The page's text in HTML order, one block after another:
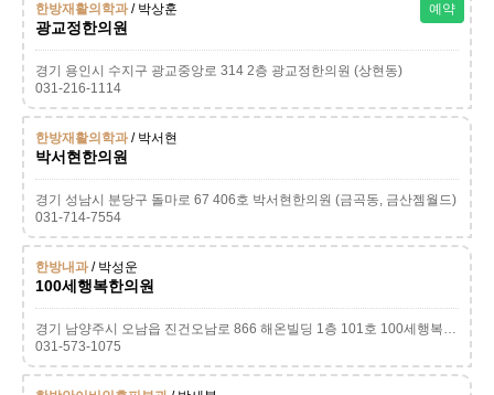
한방재활의학과/ 박상훈
광교정한의원
예약
경기 용인시 수지구 광교중앙로 314 2층 광교정한의원 (상현동)
031-216-1114
한방재활의학과/ 박서현
박서현한의원
경기 성남시 분당구 돌마로 67 406호 박서현한의원 (금곡동, 금산젬월드)
031-714-7554
한방내과/ 박성운
100세행복한의원
경기 남양주시 오남읍 진건오남로 866 해온빌딩 1층 101호 100세행복한의원 (양지리)
031-573-1075